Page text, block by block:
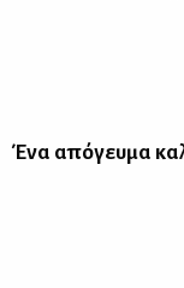
Ένα από­γευ­μα